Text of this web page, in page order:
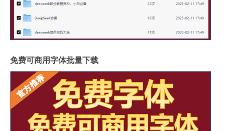
免费可商用字体批量下载